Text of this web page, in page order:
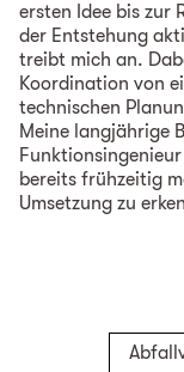
ersten Idee bis zur
der Entstehung
treibt mich an.
Koordination von
technischen
Meine langjährige
bereits frühzeitig
Umsetzung zu